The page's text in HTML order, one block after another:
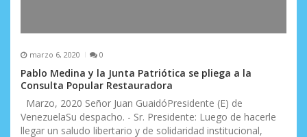
marzo 6, 2020 0
Pablo Medina y la Junta Patriótica se pliega a la
Consulta Popular Restauradora
Marzo, 2020 Señor Juan GuaidóPresidente (E) de
VenezuelaSu despacho. - Sr. Presidente: Luego de hacerle
llegar un saludo libertario y de solidaridad institucional,